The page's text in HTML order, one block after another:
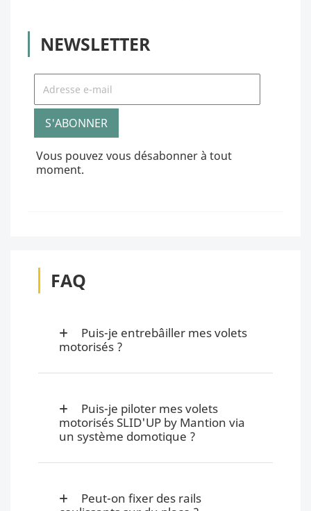
NEWSLETTER
Vous pouvez vous désabonner à tout
moment.
FAQ
Puis-je entrebâiller mes volets
motorisés ?
Puis-je piloter mes volets
motorisés SLID'UP by Mantion via
un système domotique ?
Peut-on fixer des rails